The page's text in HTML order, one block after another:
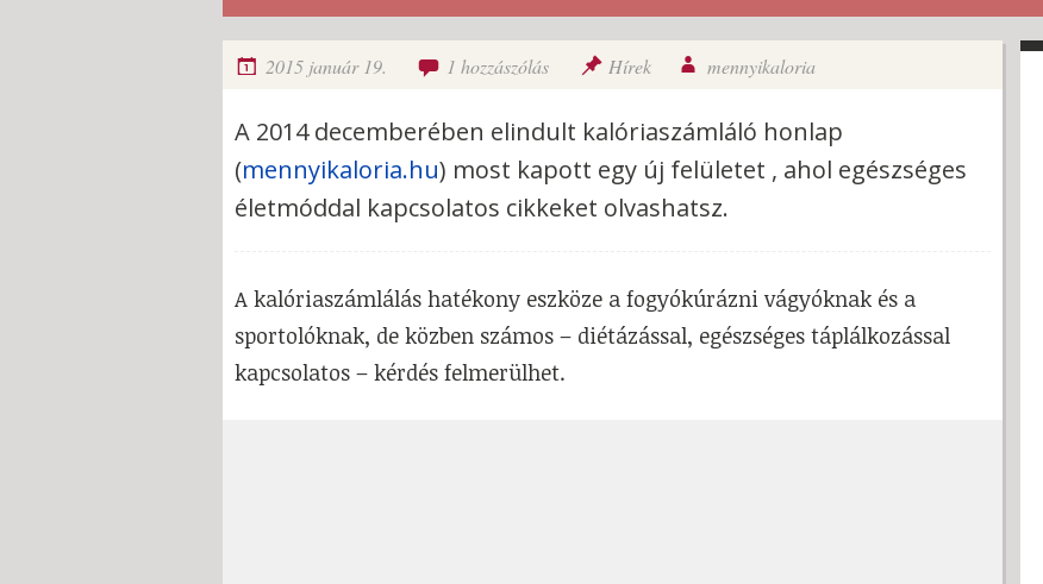
2015 január 19. 1 hozzászólás Hírek mennyikaloria
A 2014 decemberében elindult kalóriaszámláló honlap
(mennyikaloria.hu) most kapott egy új felületet , ahol egészséges
életmóddal kapcsolatos cikkeket olvashatsz.
A kalóriaszámlálás hatékony eszköze a fogyókúrázni vágyóknak és a
sportolóknak, de közben számos – diétázással, egészséges táplálkozással
kapcsolatos – kérdés felmerülhet.